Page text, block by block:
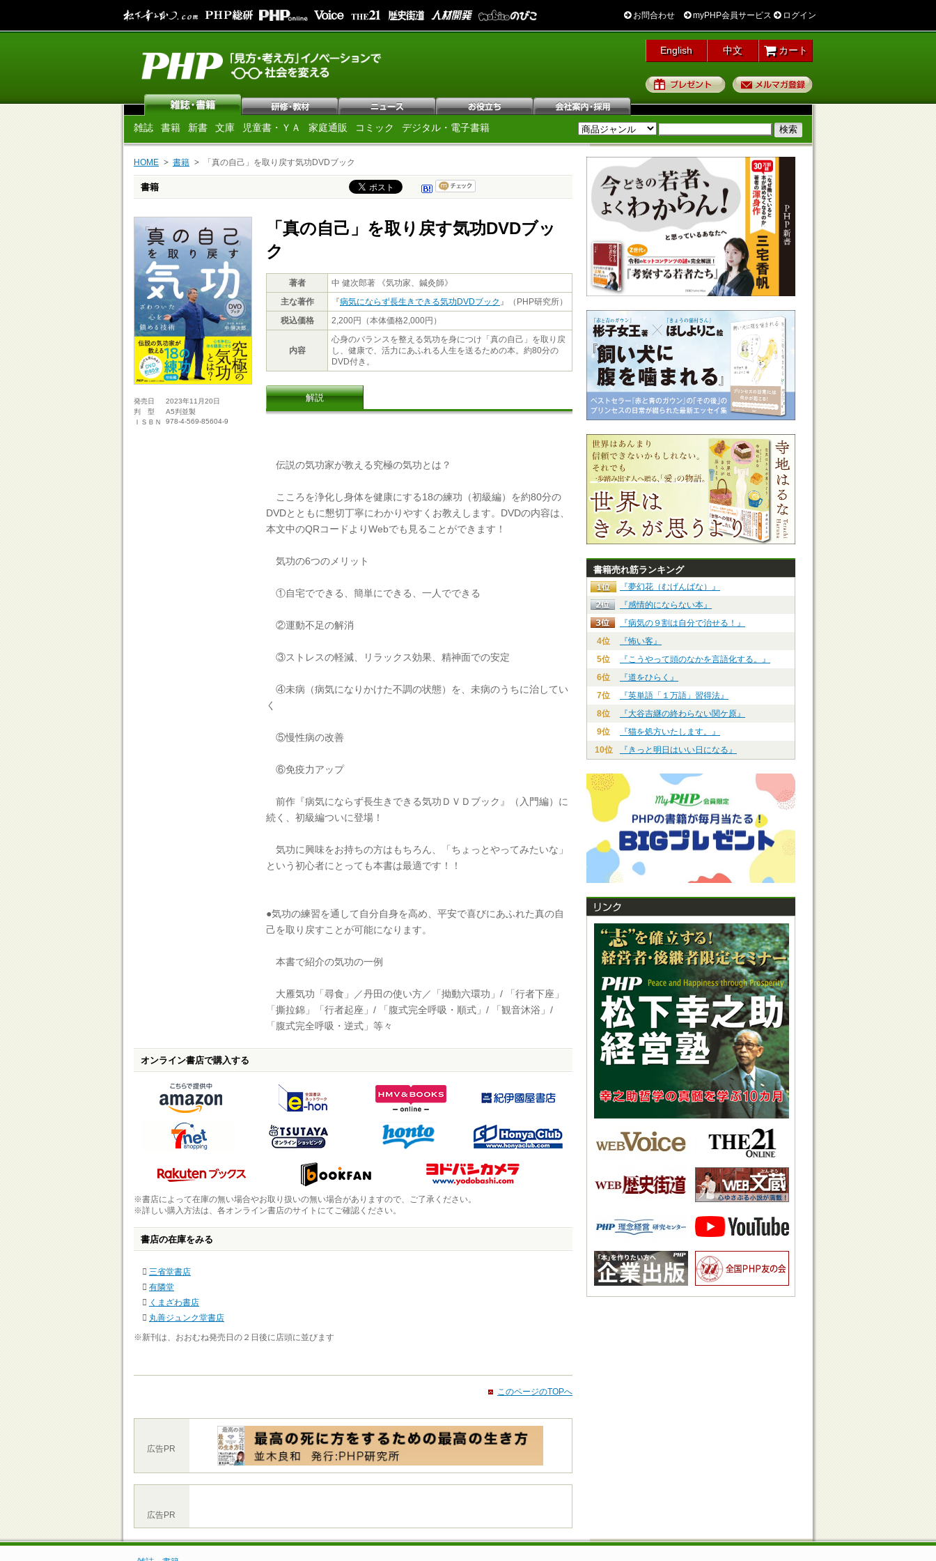
お問合わせ myPHP会員サービス ログイン
English 中文 カート
プレゼント
雑誌 書籍 新書 文庫 児童書・ＹＡ 家庭通販 コミック デジタル・電子書籍
HOME 書籍 「真の自己」を取り戻す気功DVDブック
書籍
発売日
2023年11月20日
判 型
A5判並製
ＩＳＢＮ
978-4-569-85604-9
「真の自己」を取り戻す気功DVDブッ
ク
著者
中 健次郎著 《気功家、鍼灸師》
主な著作
『病気にならず長生きできる気功DVDブック 』（PHP研究所）
税込価格
2,200円（本体価格2,000円）
内容
心身のバランスを整える気功を身につけ「真の自己」を取り戻
し、健康で、活力にあふれる人生を送るための本。約80分の
DVD付き。
解説
伝説の気功家が教える究極の気功とは？
こころを浄化し身体を健康にする18の練功（初級編）を約80分の
DVDとともに懇切丁寧にわかりやすくお教えします。DVDの内容は、
本文中のQRコードよりWebでも見ることができます！
気功の6つのメリット
①自宅でできる、簡単にできる、一人でできる
②運動不足の解消
③ストレスの軽減、リラックス効果、精神面での安定
④未病（病気になりかけた不調の状態）を、未病のうちに治してい
く
⑤慢性病の改善
⑥免疫力アップ
前作『病気にならず長生きできる気功ＤＶＤブック』（入門編）に
続く、初級編ついに登場！
気功に興味をお持ちの方はもちろん、「ちょっとやってみたいな」
という初心者にとっても本書は最適です！！
●気功の練習を通して自分自身を高め、平安で喜びにあふれた真の自
己を取り戻すことが可能になります。
本書で紹介の気功の一例
大雁気功「尋食」／丹田の使い方／「拗動六環功」/ 「行者下座」
「撕拉錦」「行者起座」/ 「腹式完全呼吸・順式」/ 「観音沐浴」/
「腹式完全呼吸・逆式」等々
オンライン書店で購入する
※書店によって在庫の無い場合やお取り扱いの無い場合がありますので、ご了承ください。
※詳しい購入方法は、各オンライン書店のサイトにてご確認ください。
書店の在庫をみる
三省堂書店
有隣堂
くまざわ書店
丸善ジュンク堂書店
※新刊は、おおむね発売日の２日後に店頭に並びます
このページのTOPへ
広告PR
広告PR
書籍売れ筋ランキング
『夢幻花（むげんばな）』
『感情的にならない本』
『病気の９割は自分で治せる！』
4位
『怖い客』
5位
『こうやって頭のなかを言語化する。』
6位
『道をひらく』
7位
『英単語「１万語」習得法』
8位
『大谷吉継の終わらない関ケ原』
9位
『猫を処方いたします。』
10位
『きっと明日はいい日になる』